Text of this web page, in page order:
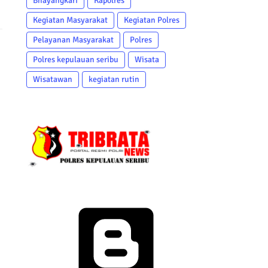
Kegiatan Masyarakat
Kegiatan Polres
Pelayanan Masyarakat
Polres
Polres kepulauan seribu
Wisata
Wisatawan
kegiatan rutin